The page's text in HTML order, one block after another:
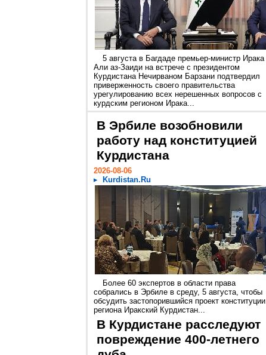
5 августа в Багдаде премьер-министр Ирака
Али аз-Заиди на встрече с президентом
Курдистана Нечирваном Барзани подтвердил
приверженность своего правительства
урегулированию всех нерешенных вопросов с
курдским регионом Ирака...
В Эрбиле возобновили
работу над конституцией
Курдистана
2026-08-06
Kurdistan.Ru
Более 60 экспертов в области права
собрались в Эрбиле в среду, 5 августа, чтобы
обсудить застопорившийся проект конституции
региона Иракский Курдистан...
В Курдистане расследуют
повреждение 400-летнего